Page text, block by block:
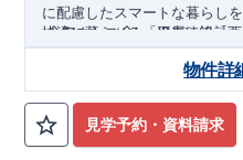
に配慮したスマートな暮らし
快適に暮らせる「平屋」設計。
わせて5LDKへ変更可能な可変
室暖房換気乾燥機など、設備
確保(車種による)。
​◇アクセス◇・JR赤穂線「
約5分) ​ バス停「
・岡山市立豊小
店 徒歩15分 ​・射越団地遊
デンのこだわり◇
【全棟自社一貫体制】・誰が
そ、お客様の安心に繋がりま
協力しあい、最良のプランを
ージンを抑えることで、コス
見学予約・資料請求
物件詳